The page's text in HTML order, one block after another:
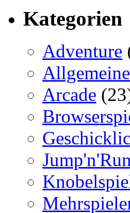
Kategorien
Adventure
Arcade
Jump'n'Run